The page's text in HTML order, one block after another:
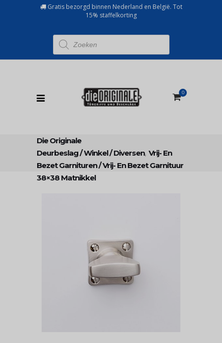
Gratis bezorgd binnen Nederland en België. Tot
15% staffelkorting
Producten
zoeken
0
Die Originale
Deurbeslag/Winkel/Diversen, Vrij- En
Bezet Garnituren/Vrij- En Bezet Garnituur
38×38 Matnikkel